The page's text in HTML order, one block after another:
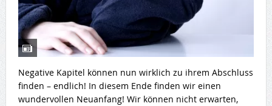
Negative Kapitel können nun wirklich zu ihrem Abschluss
finden – endlich! In diesem Ende finden wir einen
wundervollen Neuanfang! Wir können nicht erwarten,